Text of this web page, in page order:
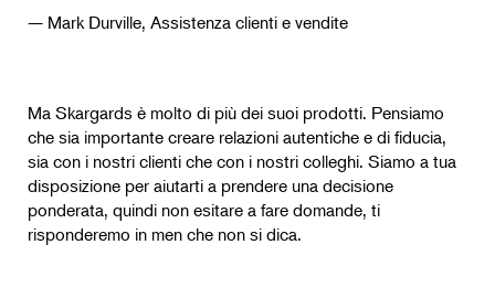
— Mark Durville, Assistenza clienti e vendite
Ma Skargards è molto di più dei suoi prodotti. Pensiamo
che sia importante creare relazioni autentiche e di fiducia,
sia con i nostri clienti che con i nostri colleghi. Siamo a tua
disposizione per aiutarti a prendere una decisione
ponderata, quindi non esitare a fare domande, ti
risponderemo in men che non si dica.